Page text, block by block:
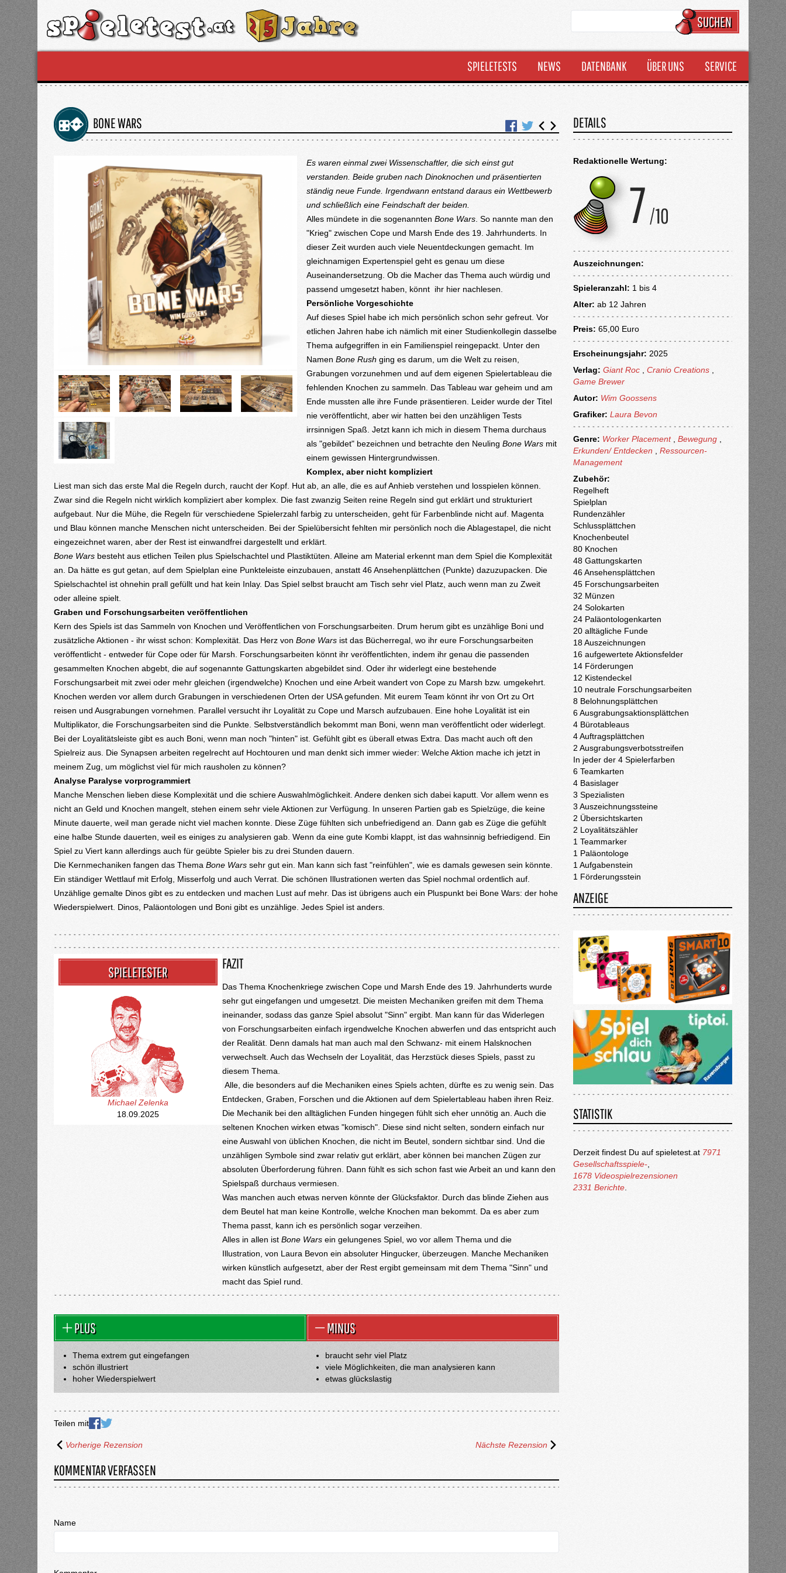
SUCHEN
SPIELETESTS NEWS DATENBANK ÜBER UNS SERVICE
BONE WARS
Es waren einmal zwei Wissenschaftler, die sich einst gut
verstanden. Beide gruben nach Dinoknochen und präsentierten
ständig neue Funde. Irgendwann entstand daraus ein Wettbewerb
und schließlich eine Feindschaft der beiden.
Alles mündete in die sogenannten Bone Wars. So nannte man den
"Krieg" zwischen Cope und Marsh Ende des 19. Jahrhunderts. In
dieser Zeit wurden auch viele Neuentdeckungen gemacht. Im
gleichnamigen Expertenspiel geht es genau um diese
Auseinandersetzung. Ob die Macher das Thema auch würdig und
passend umgesetzt haben, könnt ihr hier nachlesen.
Persönliche Vorgeschichte
Auf dieses Spiel habe ich mich persönlich schon sehr gefreut. Vor
etlichen Jahren habe ich nämlich mit einer Studienkollegin dasselbe
Thema aufgegriffen in ein Familienspiel reingepackt. Unter den
Namen Bone Rushging es darum, um die Welt zu reisen,
Grabungen vorzunehmen und auf dem eigenen Spielertableau die
fehlenden Knochen zu sammeln. Das Tableau war geheim und am
Ende mussten alle ihre Funde präsentieren. Leider wurde der Titel
nie veröffentlicht, aber wir hatten bei den unzähligen Tests
irrsinnigen Spaß. Jetzt kann ich mich in diesem Thema durchaus
als "gebildet" bezeichnen und betrachte den Neuling Bone Warsmit
einem gewissen Hintergrundwissen.
Komplex, aber nicht kompliziert
Liest man sich das erste Mal die Regeln durch, raucht der Kopf. Hut ab, an alle, die es auf Anhieb verstehen und losspielen können.
Zwar sind die Regeln nicht wirklich kompliziert aber komplex. Die fast zwanzig Seiten reine Regeln sind gut erklärt und strukturiert
aufgebaut. Nur die Mühe, die Regeln für verschiedene Spielerzahl farbig zu unterscheiden, geht für Farbenblinde nicht auf. Magenta
und Blau können manche Menschen nicht unterscheiden. Bei der Spielübersicht fehlten mir persönlich noch die Ablagestapel, die nicht
eingezeichnet waren, aber der Rest ist einwandfrei dargestellt und erklärt.
Bone Wars besteht aus etlichen Teilen plus Spielschachtel und Plastiktüten. Alleine am Material erkennt man dem Spiel die Komplexität
an. Da hätte es gut getan, auf dem Spielplan eine Punkteleiste einzubauen, anstatt 46 Ansehenplättchen (Punkte) dazuzupacken. Die
Spielschachtel ist ohnehin prall gefüllt und hat kein Inlay. Das Spiel selbst braucht am Tisch sehr viel Platz, auch wenn man zu Zweit
oder alleine spielt.
Graben und Forschungsarbeiten veröffentlichen
Kern des Spiels ist das Sammeln von Knochen und Veröffentlichen von Forschungsarbeiten. Drum herum gibt es unzählige Boni und
zusätzliche Aktionen - ihr wisst schon: Komplexität. Das Herz von Bone Wars ist das Bücherregal, wo ihr eure Forschungsarbeiten
veröffentlicht - entweder für Cope oder für Marsh. Forschungsarbeiten könnt ihr veröffentlichten, indem ihr genau die passenden
gesammelten Knochen abgebt, die auf sogenannte Gattungskarten abgebildet sind. Oder ihr widerlegt eine bestehende
Forschungsarbeit mit zwei oder mehr gleichen (irgendwelche) Knochen und eine Arbeit wandert von Cope zu Marsh bzw. umgekehrt.
Knochen werden vor allem durch Grabungen in verschiedenen Orten der USA gefunden. Mit eurem Team könnt ihr von Ort zu Ort
reisen und Ausgrabungen vornehmen. Parallel versucht ihr Loyalität zu Cope und Marsch aufzubauen. Eine hohe Loyalität ist ein
Multiplikator, die Forschungsarbeiten sind die Punkte. Selbstverständlich bekommt man Boni, wenn man veröffentlicht oder widerlegt.
Bei der Loyalitätsleiste gibt es auch Boni, wenn man noch "hinten" ist. Gefühlt gibt es überall etwas Extra. Das macht auch oft den
Spielreiz aus. Die Synapsen arbeiten regelrecht auf Hochtouren und man denkt sich immer wieder: Welche Aktion mache ich jetzt in
meinem Zug, um möglichst viel für mich rausholen zu können?
Analyse Paralyse vorprogrammiert
Manche Menschen lieben diese Komplexität und die schiere Auswahlmöglichkeit. Andere denken sich dabei kaputt. Vor allem wenn es
nicht an Geld und Knochen mangelt, stehen einem sehr viele Aktionen zur Verfügung. In unseren Partien gab es Spielzüge, die keine
Minute dauerte, weil man gerade nicht viel machen konnte. Diese Züge fühlten sich unbefriedigend an. Dann gab es Züge die gefühlt
eine halbe Stunde dauerten, weil es einiges zu analysieren gab. Wenn da eine gute Kombi klappt, ist das wahnsinnig befriedigend. Ein
Spiel zu Viert kann allerdings auch für geübte Spieler bis zu drei Stunden dauern.
Die Kernmechaniken fangen das Thema Bone Wars sehr gut ein. Man kann sich fast "reinfühlen", wie es damals gewesen sein könnte.
Ein ständiger Wettlauf mit Erfolg, Misserfolg und auch Verrat. Die schönen Illustrationen werten das Spiel nochmal ordentlich auf.
Unzählige gemalte Dinos gibt es zu entdecken und machen Lust auf mehr. Das ist übrigens auch ein Pluspunkt bei Bone Wars: der hohe
Wiederspielwert. Dinos, Paläontologen und Boni gibt es unzählige. Jedes Spiel ist anders.
SPIELETESTER
Michael Zelenka
18.09.2025
FAZIT
Das Thema Knochenkriege zwischen Cope und Marsh Ende des 19. Jahrhunderts wurde
sehr gut eingefangen und umgesetzt. Die meisten Mechaniken greifen mit dem Thema
ineinander, sodass das ganze Spiel absolut "Sinn" ergibt. Man kann für das Widerlegen
von Forschungsarbeiten einfach irgendwelche Knochen abwerfen und das entspricht auch
der Realität. Denn damals hat man auch mal den Schwanz- mit einem Halsknochen
verwechselt. Auch das Wechseln der Loyalität, das Herzstück dieses Spiels, passt zu
diesem Thema.
Alle, die besonders auf die Mechaniken eines Spiels achten, dürfte es zu wenig sein. Das
Entdecken, Graben, Forschen und die Aktionen auf dem Spielertableau haben ihren Reiz.
Die Mechanik bei den alltäglichen Funden hingegen fühlt sich eher unnötig an. Auch die
seltenen Knochen wirken etwas "komisch". Diese sind nicht selten, sondern einfach nur
eine Auswahl von üblichen Knochen, die nicht im Beutel, sondern sichtbar sind. Und die
unzähligen Symbole sind zwar relativ gut erklärt, aber können bei manchen Zügen zur
absoluten Überforderung führen. Dann fühlt es sich schon fast wie Arbeit an und kann den
Spielspaß durchaus vermiesen.
Was manchen auch etwas nerven könnte der Glücksfaktor. Durch das blinde Ziehen aus
dem Beutel hat man keine Kontrolle, welche Knochen man bekommt. Da es aber zum
Thema passt, kann ich es persönlich sogar verzeihen.
Alles in allen ist Bone Warsein gelungenes Spiel, wo vor allem Thema und die
Illustration, von Laura Bevon ein absoluter Hingucker, überzeugen. Manche Mechaniken
wirken künstlich aufgesetzt, aber der Rest ergibt gemeinsam mit dem Thema "Sinn" und
macht das Spiel rund.
PLUS
Thema extrem gut eingefangen
schön illustriert
hoher Wiederspielwert
MINUS
braucht sehr viel Platz
viele Möglichkeiten, die man analysieren kann
etwas glückslastig
Teilen mit
Vorherige Rezension Nächste Rezension
KOMMENTAR VERFASSEN
Name
DETAILS
Redaktionelle Wertung:
Auszeichnungen:
Spieleranzahl: 1 bis 4
Alter: ab 12 Jahren
Preis: 65,00 Euro
Erscheinungsjahr: 2025
Verlag: Giant Roc Cranio Creations
Game Brewer
Autor: Wim Goossens
Grafiker: Laura Bevon
Genre: Worker Placement Bewegung
Erkunden/ Entdecken
Ressourcen-
Management
Zubehör:
Regelheft
Spielplan
Rundenzähler
Schlussplättchen
Knochenbeutel
80 Knochen
48 Gattungskarten
46 Ansehensplättchen
45 Forschungsarbeiten
32 Münzen
24 Solokarten
24 Paläontologenkarten
20 alltägliche Funde
18 Auszeichnungen
16 aufgewertete Aktionsfelder
14 Förderungen
12 Kistendeckel
10 neutrale Forschungsarbeiten
8 Belohnungsplättchen
6 Ausgrabungsaktionsplättchen
4 Bürotableaus
4 Auftragsplättchen
2 Ausgrabungsverbotsstreifen
In jeder der 4 Spielerfarben
6 Teamkarten
4 Basislager
3 Spezialisten
3 Auszeichnungssteine
2 Übersichtskarten
2 Loyalitätszähler
1 Teammarker
1 Paläontologe
1 Aufgabenstein
1 Förderungsstein
ANZEIGE
STATISTIK
Derzeit findest Du auf spieletest.at 7971
Gesellschaftsspiele-,
1678 Videospielrezensionen
2331 Berichte.